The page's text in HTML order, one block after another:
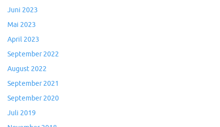
Juni 2023
Mai 2023
April 2023
September 2022
August 2022
September 2021
September 2020
Juli 2019